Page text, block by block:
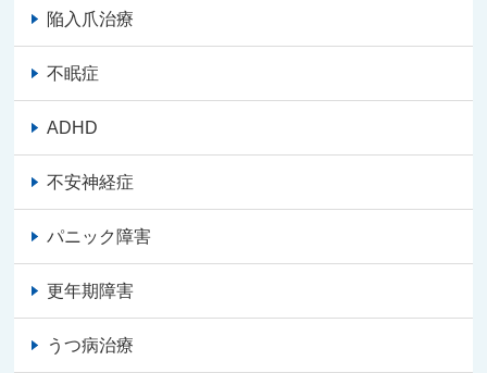
陥入爪治療
不眠症
ADHD
不安神経症
パニック障害
更年期障害
うつ病治療